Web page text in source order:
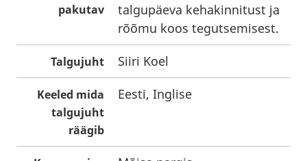
pakutav
talgupäeva kehakinnitust ja
rõõmu koos tegutsemisest.
Talgujuht Siiri Koel
Keeled mida
talgujuht
räägib
Eesti, Inglise